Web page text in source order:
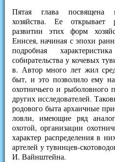
Пятая глава посвящена
хозяйства. Ее открывает
развитии этих форм
Енисея, начиная с эпохи
подробная
собирательства у кочевых
в. Автор много лет жил
быт, и это позволило ему
охотничьего и рыболовного
других исследователей.
родового быта архаичные
ловли, имеющие ряд
охотой, организации
характер распределения в
артелей у тувинцев-
И. Вайнштейна.